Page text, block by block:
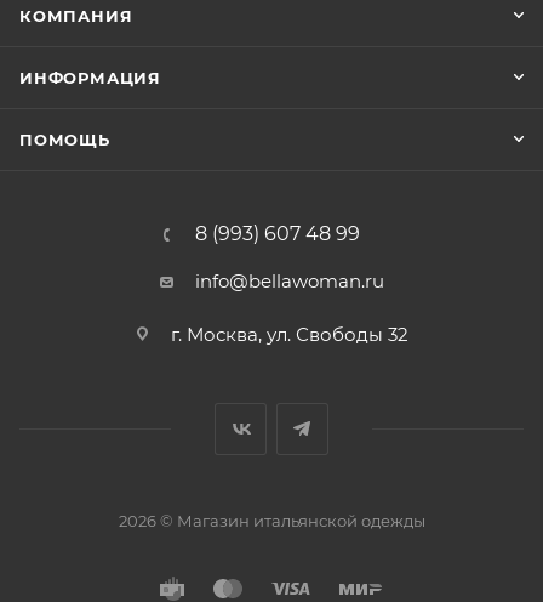
КОМПАНИЯ
ИНФОРМАЦИЯ
ПОМОЩЬ
8 (993) 607 48 99
info@bellawoman.ru
г. Москва, ул. Свободы 32
2026 © Магазин итальянской одежды